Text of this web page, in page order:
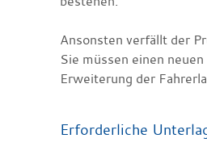
Ansonsten verfällt der
Sie müssen einen
Erweiterung der
Erforderliche